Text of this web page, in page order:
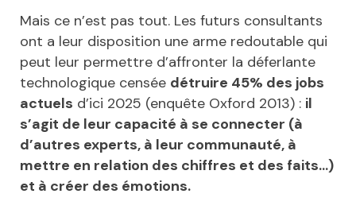
Mais ce n’est pas tout. Les futurs consultants
ont a leur disposition une arme redoutable qui
peut leur permettre d’affronter la déferlante
technologique censée détruire 45% des jobs
actuels d’ici 2025 (enquête Oxford 2013) : il
s’agit de leur capacité à se connecter (à
d’autres experts, à leur communauté, à
mettre en relation des chiffres et des faits…)
et à créer des émotions.